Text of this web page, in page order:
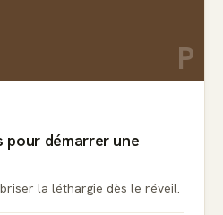
P
pour démarrer une
la léthargie dès le réveil.